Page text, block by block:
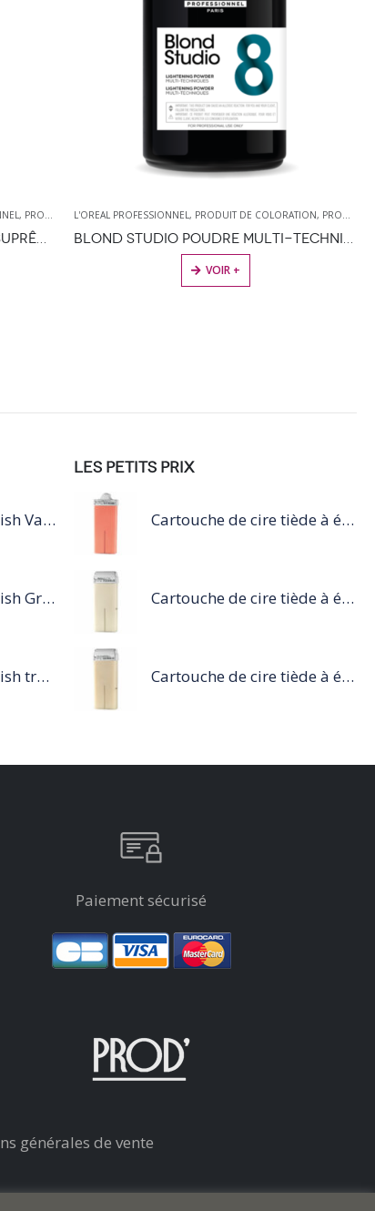
, PRODUIT DE COLORATION ,PRODUITS DE COIFFURE
COLORATION OXYDATION INOA SUPRÊME / 60ML
L'OREAL PROFESSIONNEL , PRODUIT DE COLORATION, PRODUITS DE COIFFURE
BLOND STUDIO POUDRE MULTI-TECHNIQUES ÉCLAIRCISASNTE JUSQU’À 8 TONS
VOIR +
I-LAK soak off gel polish Vanessa - 11ml
I-LAK soak off gel polish Grenade - 11ml
I-LAK soak off gel polish tropical oasis - 11ml
LES PETITS PRIX
Cartouche de cire tiède à épiler 100ml rose
Cartouche de cire tiède à épiler 100ml blanc
Cartouche de cire tiède à épiler 100ml nacré
Paiement sécurisé
générales de vente